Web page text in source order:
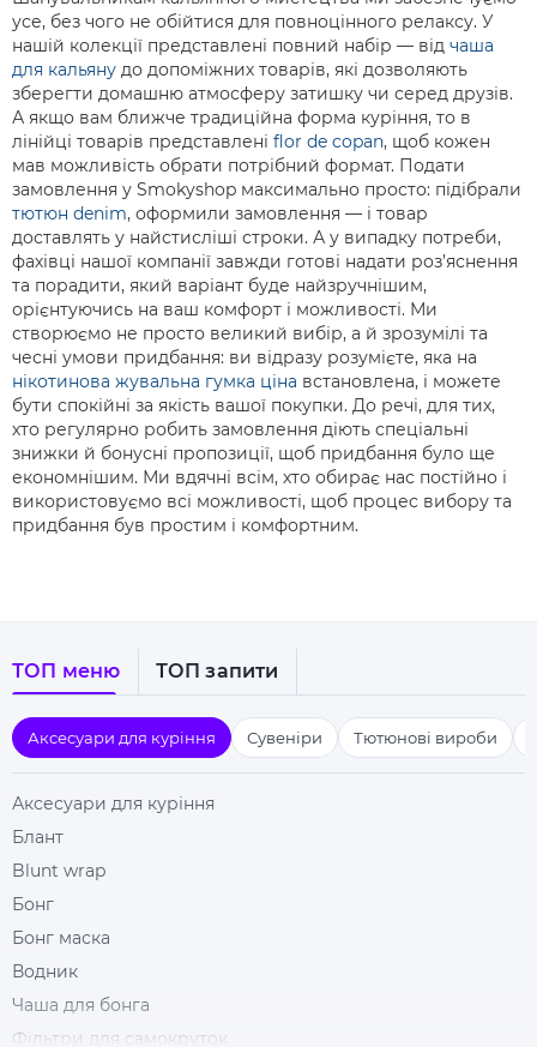
усе, без чого не обійтися для повноцінного релаксу. У
нашій колекції представлені повний набір — від чаша
для кальяну до допоміжних товарів, які дозволяють
зберегти домашню атмосферу затишку чи серед друзів.
А якщо вам ближче традиційна форма куріння, то в
лінійці товарів представлені flor de copan, щоб кожен
мав можливість обрати потрібний формат. Подати
замовлення у Smokyshop максимально просто: підібрали
тютюн denim, оформили замовлення — і товар
доставлять у найстисліші строки. А у випадку потреби,
фахівці нашої компанії завжди готові надати роз’яснення
та порадити, який варіант буде найзручнішим,
орієнтуючись на ваш комфорт і можливості. Ми
створюємо не просто великий вибір, а й зрозумілі та
чесні умови придбання: ви відразу розумієте, яка на
нікотинова жувальна гумка ціна встановлена, і можете
бути спокійні за якість вашої покупки. До речі, для тих,
хто регулярно робить замовлення діють спеціальні
знижки й бонусні пропозиції, щоб придбання було ще
економнішим. Ми вдячні всім, хто обирає нас постійно і
використовуємо всі можливості, щоб процес вибору та
придбання був простим і комфортним.
ТОП меню ТОП запити
Аксесуари для куріння Сувеніри Тютюнові вироби
Аксесуари для куріння
Блант
Blunt wrap
Бонг
Бонг маска
Водник
Чаша для бонга
Фільтри для самокруток